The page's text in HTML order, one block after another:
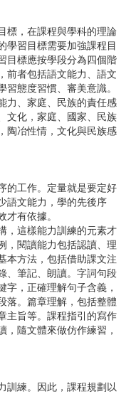
，在課程與學科的理論
學習目標需要加強課程目
目標應按學段分為四個階
前者包括語文能力、語文
態度習慣、審美意識。
力、家庭、民族的責任感
文化，家庭、國家、民族
陶冶性情，文化與民族感
工作。定量就是要定好
語文能力，學的先後序
有依據。
這樣能力訓練的元素才
，閱讀能力包括認讀、理
本方法，包括借助課文注
、筆記、朗讀。字詞句段
字，正確理解句子含義，
落。篇章理解，包括整體
主旨等。課程指引的寫作
，隨文體來做仿作練習，
練。因此，課程規劃以